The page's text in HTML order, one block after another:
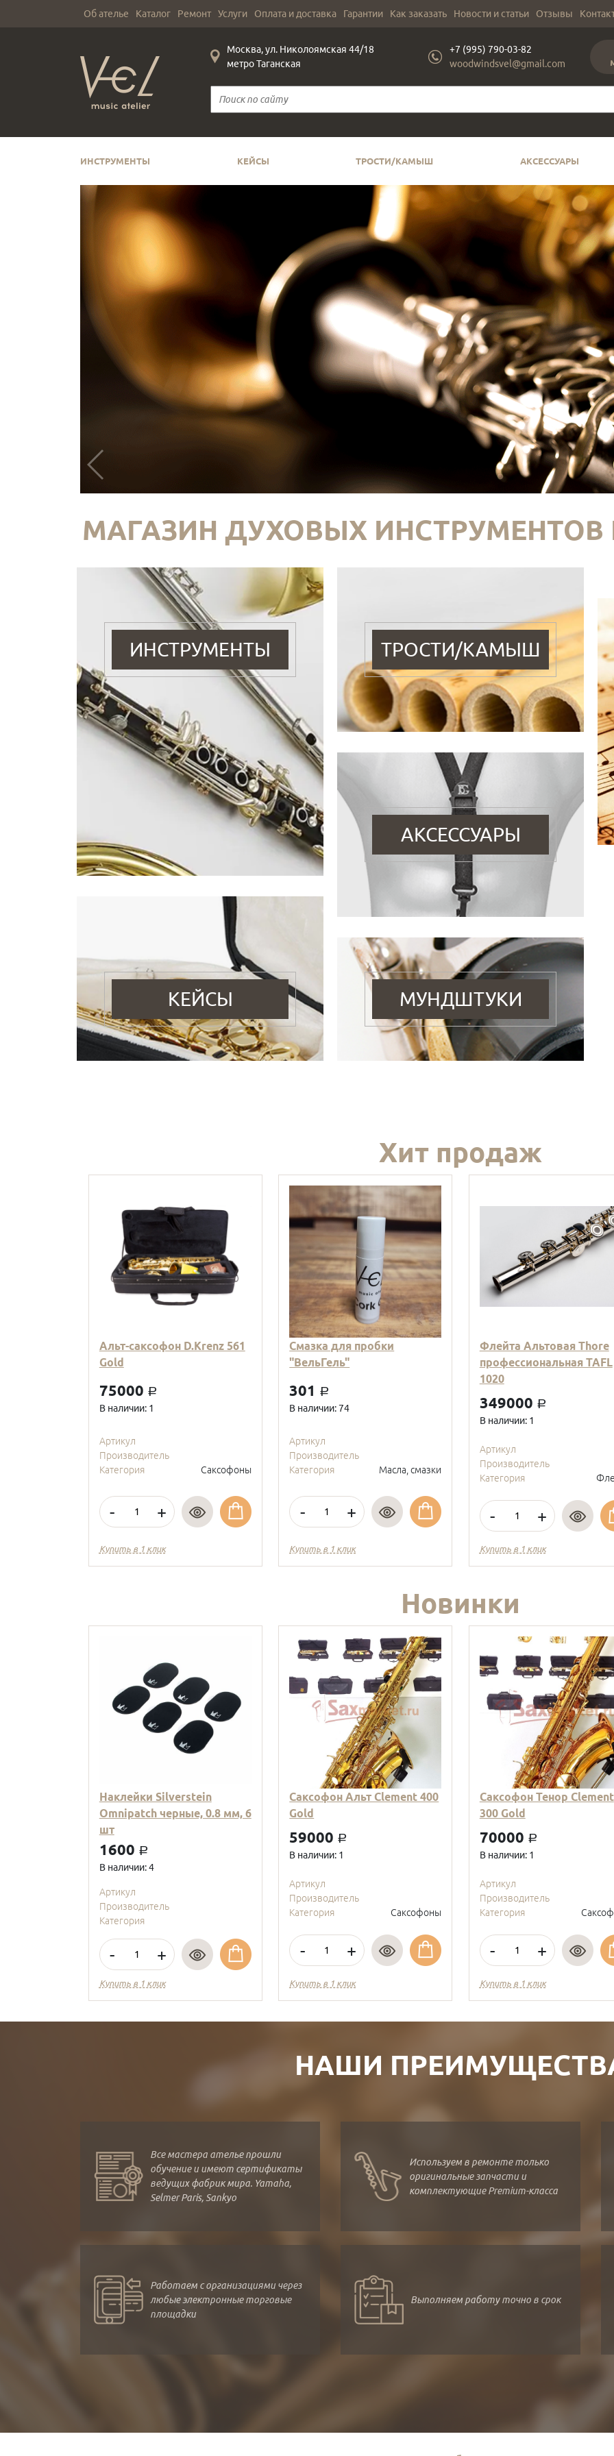
Об ателье Каталог Ремонт Услуги Оплата и доставка Гарантии Как заказать Новости и статьи Отзывы
Москва, ул. Николоямская 44/18
метро Таганская
+7 (995) 790-03-82
woodwindsvel@gmail.com
ИНСТРУМЕНТЫ КЕЙСЫ ТРОСТИ/КАМЫШ АКСЕССУАРЫ
МАГАЗИН ДУХОВЫХ ИНСТРУМЕНТОВ
ИНСТРУМЕНТЫ
КЕЙСЫ
ТРОСТИ/КАМЫШ
АКСЕССУАРЫ
МУНДШТУКИ
Хит продаж
Альт-саксофон D.Krenz 561
Gold
75000 a
В наличии: 1
Артикул
Производитель
Категория
Саксофоны
- +
Купить в 1 клик
Смазка для пробки
"ВельГель"
301 a
В наличии: 74
Артикул
Производитель
Категория
Масла, смазки
- +
Купить в 1 клик
Флейта Альтовая Thore
профессиональная TAFL
1020
349000 a
В наличии: 1
Артикул
Производитель
Категория
- +
Купить в 1 клик
Новинки
Наклейки Silverstein
Omnipatch черные, 0.8 мм, 6
шт
1600 a
В наличии: 4
Артикул
Производитель
Категория
- +
Купить в 1 клик
Саксофон Альт Clement 400
Gold
59000 a
В наличии: 1
Артикул
Производитель
Категория
Саксофоны
- +
Купить в 1 клик
Саксофон Тенор Clement
300 Gold
70000 a
В наличии: 1
Артикул
Производитель
Категория
- +
Купить в 1 клик
НАШИ
Все мастера ателье прошли
обучение и имеют сертификаты
ведущих фабрик мира. Yamaha,
Selmer Paris, Sankyo
Используем в ремонте только
оригинальные запчасти и
комплектующие Premium-класса
Работаем с организациями через
любые электронные торговые
площадки
Выполняем работу точно в срок